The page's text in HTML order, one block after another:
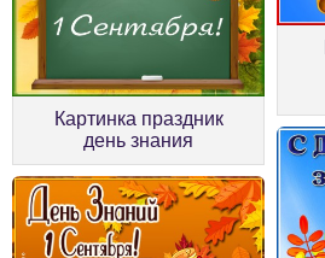
Картинка праздник
день знания